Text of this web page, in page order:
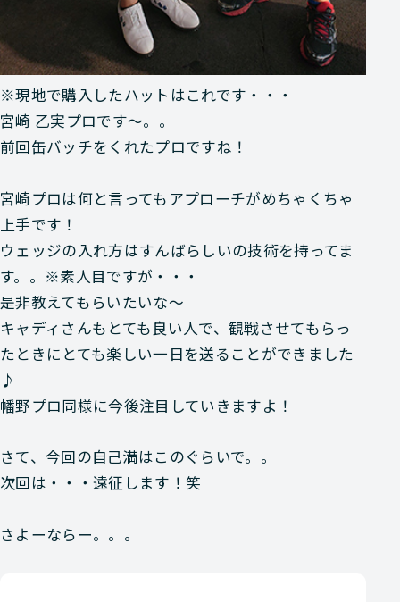
※現地で購入したハットはこれです・・・
宮崎 乙実プロです～。。
前回缶バッチをくれたプロですね！
宮崎プロは何と言ってもアプローチがめちゃくちゃ
上手です！
ウェッジの入れ方はすんばらしいの技術を持ってま
す。。※素人目ですが・・・
是非教えてもらいたいな～
キャディさんもとても良い人で、観戦させてもらっ
たときにとても楽しい一日を送ることができました
♪
幡野プロ同様に今後注目していきますよ！
さて、今回の自己満はこのぐらいで。。
次回は・・・遠征します！笑
さよーならー。。。